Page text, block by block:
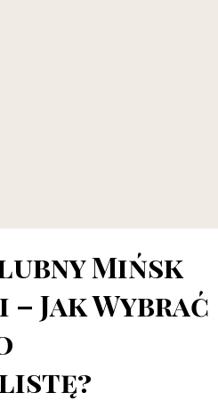
Mińsk
Jak Wybrać